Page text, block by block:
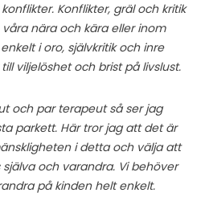
Konflikter, gräl och kritik
nära och kära eller inom
i oro, självkritik och inre
viljelöshet och brist på livslust.
och par terapeut så ser jag
parkett. Här tror jag att det är
i detta och välja att
själva och varandra. Vi behöver
på kinden helt enkelt.